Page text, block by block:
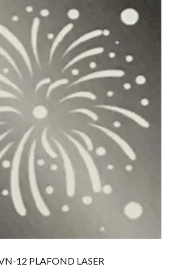
12 PLAFOND LASER